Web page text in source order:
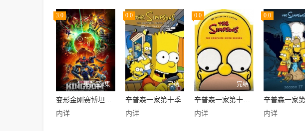
3.0
更新至6集
内详
0.0
完结
辛普森一家第十季
内详
0.0
完结
内详
0.0
内详